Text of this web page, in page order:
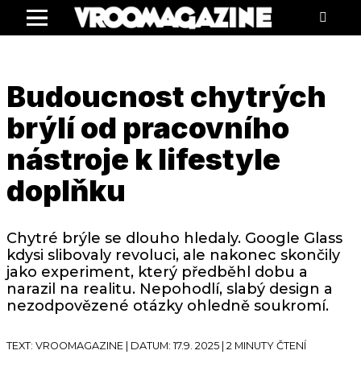
Menu
Budoucnost chytrých
brýlí od pracovního
nástroje k lifestyle
doplňku
Chytré brýle se dlouho hledaly. Google Glass
kdysi slibovaly revoluci, ale nakonec skončily
jako experiment, který předběhl dobu a
narazil na realitu. Nepohodlí, slabý design a
nezodpovězené otázky ohledně soukromí.
TEXT: VROOMAGAZINE | DATUM: 17.9. 2025 | 2 MINUTY ČTENÍ